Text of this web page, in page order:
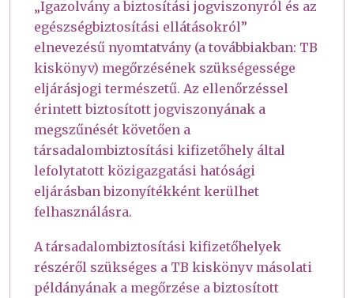
„Igazolvány a biztosítási jogviszonyról és az
egészségbiztosítási ellátásokról”
elnevezésű nyomtatvány (a továbbiakban: TB
kiskönyv) megőrzésének szükségessége
eljárásjogi természetű. Az ellenőrzéssel
érintett biztosított jogviszonyának a
megszűnését követően a
társadalombiztosítási kifizetőhely által
lefolytatott közigazgatási hatósági
eljárásban bizonyítékként kerülhet
felhasználásra.
A társadalombiztosítási kifizetőhelyek
részéről szükséges a TB kiskönyv másolati
példányának a megőrzése a biztosított